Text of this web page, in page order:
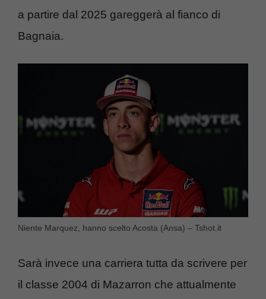
a partire dal 2025 gareggerà al fianco di
Bagnaia.
Niente Marquez, hanno scelto Acosta (Ansa) – Tshot.it
Sarà invece una carriera tutta da scrivere per
il classe 2004 di Mazarron che attualmente